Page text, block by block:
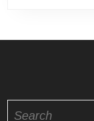
for: